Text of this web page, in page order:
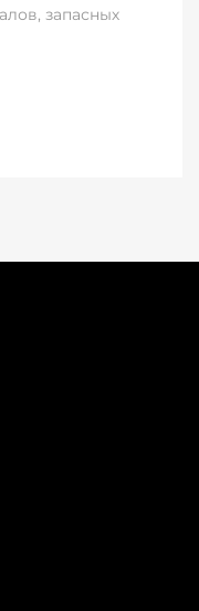
запасных